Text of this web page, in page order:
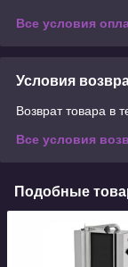
Все условия
Условия
Возврат товара в
Все условия
Подобные